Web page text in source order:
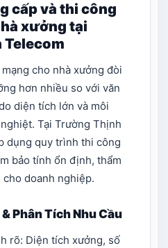
cấp và thi công
xưởng tại
cho nhà xưởng đòi
hơn nhiều so với văn
diện tích lớn và môi
Tại Trường Thịnh
dụng quy trình thi công
bảo tính ổn định, thẩm
cho doanh nghiệp.
Phân Tích Nhu Cầu
rõ: Diện tích xưởng, số